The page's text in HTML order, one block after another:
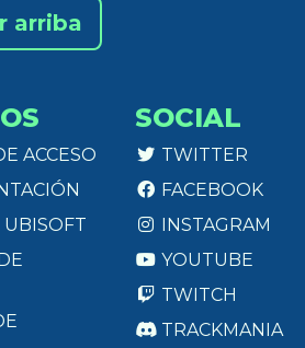
arriba
ACCESO
UBISOFT
SOCIAL
TWITTER
FACEBOOK
INSTAGRAM
YOUTUBE
TWITCH
TRACKMANIA